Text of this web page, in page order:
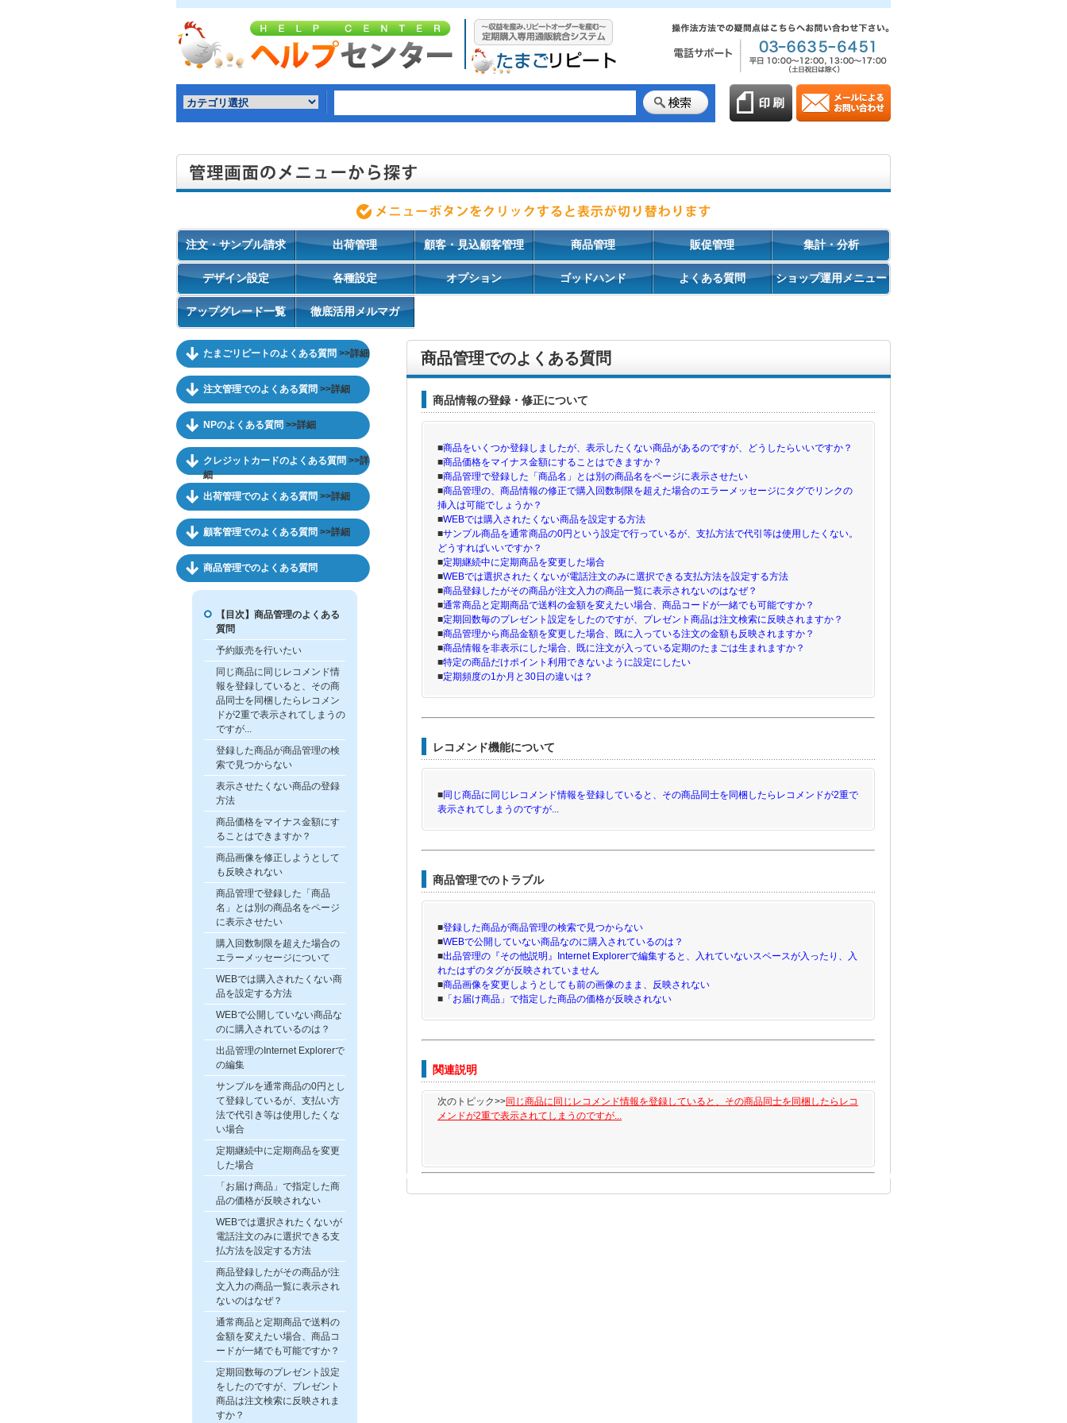
注文・サンプル請求 出荷管理 顧客・見込顧客管理 商品管理 販促管理 集計・分析
デザイン設定 各種設定 オプション ゴッドハンド よくある質問 ショップ運用メニュー
アップグレード一覧 徹底活用メルマガ
たまごリピートのよくある質問 >>詳細
注文管理でのよくある質問 >>詳細
NPのよくある質問 >>詳細
クレジットカードのよくある質問 >>詳
細
出荷管理でのよくある質問 >>詳細
顧客管理でのよくある質問 >>詳細
商品管理でのよくある質問
【目次】商品管理のよくある
質問
予約販売を行いたい
同じ商品に同じレコメンド情
報を登録していると、その商
品同士を同梱したらレコメン
ドが2重で表示されてしまうの
ですが...
登録した商品が商品管理の検
索で見つからない
表示させたくない商品の登録
方法
商品価格をマイナス金額にす
ることはできますか？
商品画像を修正しようとして
も反映されない
商品管理で登録した「商品
名」とは別の商品名をページ
に表示させたい
購入回数制限を超えた場合の
エラーメッセージについて
WEBでは購入されたくない商
品を設定する方法
WEBで公開していない商品な
のに購入されているのは？
出品管理のInternet Explorerで
の編集
サンプルを通常商品の0円とし
て登録しているが、支払い方
法で代引き等は使用したくな
い場合
定期継続中に定期商品を変更
した場合
「お届け商品」で指定した商
品の価格が反映されない
WEBでは選択されたくないが
電話注文のみに選択できる支
払方法を設定する方法
商品登録したがその商品が注
文入力の商品一覧に表示され
ないのはなぜ？
通常商品と定期商品で送料の
金額を変えたい場合、商品コ
ードが一緒でも可能ですか？
定期回数毎のプレゼント設定
をしたのですが、プレゼント
商品は注文検索に反映されま
すか？
商品管理でのよくある質問
商品情報の登録・修正について
■商品をいくつか登録しましたが、表示したくない商品があるのですが、どうしたらいいですか？
■商品価格をマイナス金額にすることはできますか？
■商品管理で登録した「商品名」とは別の商品名をページに表示させたい
■商品管理の、商品情報の修正で購入回数制限を超えた場合のエラーメッセージにタグでリンクの
挿入は可能でしょうか？
■WEBでは購入されたくない商品を設定する方法
■サンプル商品を通常商品の0円という設定で行っているが、支払方法で代引等は使用したくない。
どうすればいいですか？
■定期継続中に定期商品を変更した場合
■WEBでは選択されたくないが電話注文のみに選択できる支払方法を設定する方法
■商品登録したがその商品が注文入力の商品一覧に表示されないのはなぜ？
■通常商品と定期商品で送料の金額を変えたい場合、商品コードが一緒でも可能ですか？
■定期回数毎のプレゼント設定をしたのですが、プレゼント商品は注文検索に反映されますか？
■商品管理から商品金額を変更した場合、既に入っている注文の金額も反映されますか？
■商品情報を非表示にした場合、既に注文が入っている定期のたまごは生まれますか？
■特定の商品だけポイント利用できないように設定にしたい
■定期頻度の1か月と30日の違いは？
レコメンド機能について
■同じ商品に同じレコメンド情報を登録していると、その商品同士を同梱したらレコメンドが2重で
表示されてしまうのですが...
商品管理でのトラブル
■登録した商品が商品管理の検索で見つからない
■WEBで公開していない商品なのに購入されているのは？
■出品管理の『その他説明』Internet Explorerで編集すると、入れていないスペースが入ったり、入
れたはずのタグが反映されていません
■商品画像を変更しようとしても前の画像のまま、反映されない
■ 「お届け商品」で指定した商品の価格が反映されない
関連説明
次のトピック>>同じ商品に同じレコメンド情報を登録していると、その商品同士を同梱したらレコ
メンドが2重で表示されてしまうのですが...